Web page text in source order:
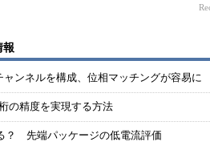
報
ンネルを構成、位相マッチングが容易に
の精度を実現する方法
？ 先端パッケージの低電流評価